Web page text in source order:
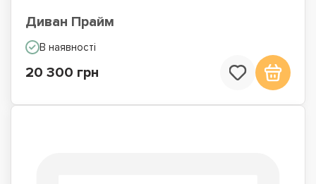
Диван Прайм
В наявності
20 300 грн